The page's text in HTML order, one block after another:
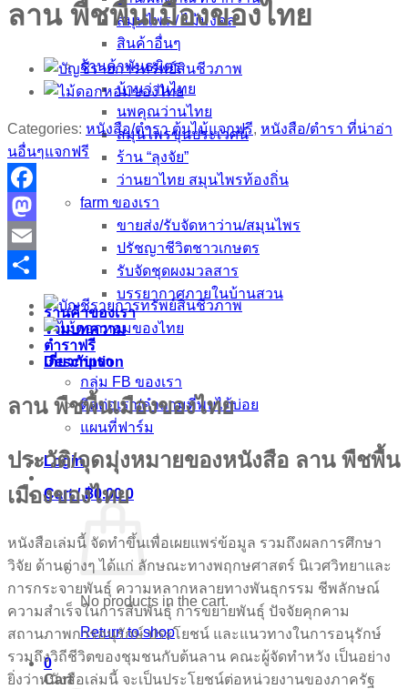
สมุนไพร / ไม้มงคล
สินค้าอื่นๆ
ร้านค้าพันธมิตร
บ้านว่านไทย
นพคุณว่านไทย
สมุนไพรขุนประเวศน์
ร้าน “ลุงจัย”
ว่านยาไทย สมุนไพรท้องถิ่น
farm ของเรา
ขายส่ง/รับจัดหาว่าน/สมุนไพร
ปรัชญาชีวิตชาวเกษตร
รับจัดชุดผงมวลสาร
บรรยากาศภายในบ้านสวน
ร้านค้าของเรา
รวมบทความ
ตำราฟรี
เกี่ยวกับเรา
กลุ่ม FB ของเรา
ติดต่อเรา/คำถามที่พบได้บ่อย
แผนที่ฟาร์ม
Login
Cart /฿0.00 0
No products in the cart.
Return to shop
0
Cart
ลาน พืชพื้นเมืองของไทย
Categories: หนังสือ/ตำรา ต้นไม้แจกฟรี, หนังสือ/ตำรา ที่น่าอ่า
นอื่นๆแจกฟรี
Facebook
Mastodon
Email
Share
Description
ลาน พืชพื้นเมืองของไทย
ประวัติ/จุดมุ่งหมายของหนังสือ ลาน พืชพื้น
เมืองของไทย
หนังสือเล่มนี้ จัดทำขึ้นเพื่อเผยแพร่ข้อมูล รวมถึงผลการศึกษา
วิจัย ด้านต่างๆ ได้แก่ ลักษณะทางพฤกษศาสตร์ นิเวศวิทยาและ
การกระจายพันธุ์ ความหลากหลายทางพันธุกรรม ชีพลักษณ์
ความสำเร็จในการสี่บพันธุ์ การขยายพันธุ์ ปัจจัยคุกคาม
สถานภาพการอนุรักษ์ ประโยชน์ และแนวทางในการอนุรักษ์
รวมถึงวิถีชีวิตของชุมชนกับต้นลาน คณะผู้จัดทำหวัง เป็นอย่าง
ยิ่งว่าหนังสือเล่มนี้ จะเป็นประโยชน์ต่อหน่วยงานของภาครัฐ